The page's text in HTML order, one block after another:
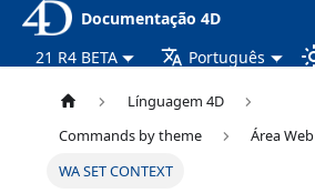
Documentação 4D
21 R4 BETA
Português
Línguagem 4D
Commands by theme
Área Web
WA SET CONTEXT